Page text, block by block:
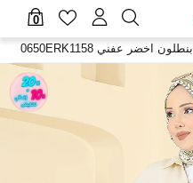
0
بنطلون اخضر عفني 0650ERK1158